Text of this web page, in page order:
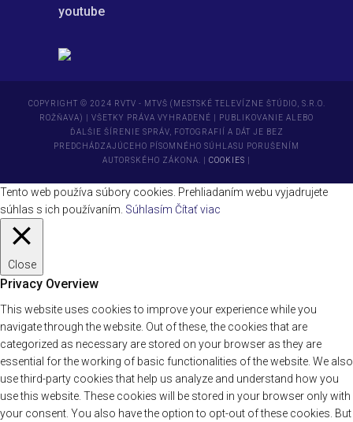
youtube
COPYRIGHT © 2024 RVTV - MTVŠ (MESTSKÉ TELEVÍZNE ŠTÚDIO, S.R.O.
ROŽŇAVA) | VŠETKY PRÁVA VYHRADENÉ | PUBLIKOVANIE ALEBO
ĎALŠIE ŠÍRENIE SPRÁV, FOTOGRAFIÍ A DÁT JE BEZ
PREDCHÁDZAJÚCEHO PÍSOMNÉHO SÚHLASU PORUŠENÍM
AUTORSKÉHO ZÁKONA. | COOKIES
Tento web používa súbory cookies. Prehliadaním webu vyjadrujete
súhlas s ich používaním. Súhlasím Čítať viac
Close
Privacy Overview
This website uses cookies to improve your experience while you
navigate through the website. Out of these, the cookies that are
categorized as necessary are stored on your browser as they are
essential for the working of basic functionalities of the website. We also
use third-party cookies that help us analyze and understand how you
use this website. These cookies will be stored in your browser only with
your consent. You also have the option to opt-out of these cookies. But